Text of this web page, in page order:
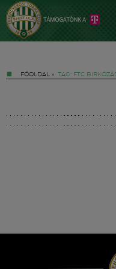
FŐOLDAL » TAG: FTC
Hírek